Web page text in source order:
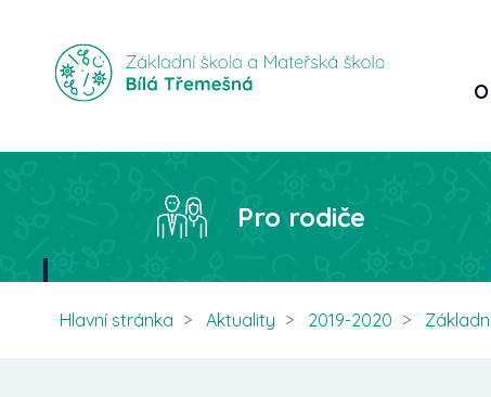
Pro rodiče
Hlavní stránka Aktuality 2019-2020